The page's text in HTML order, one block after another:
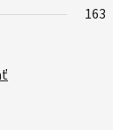
163